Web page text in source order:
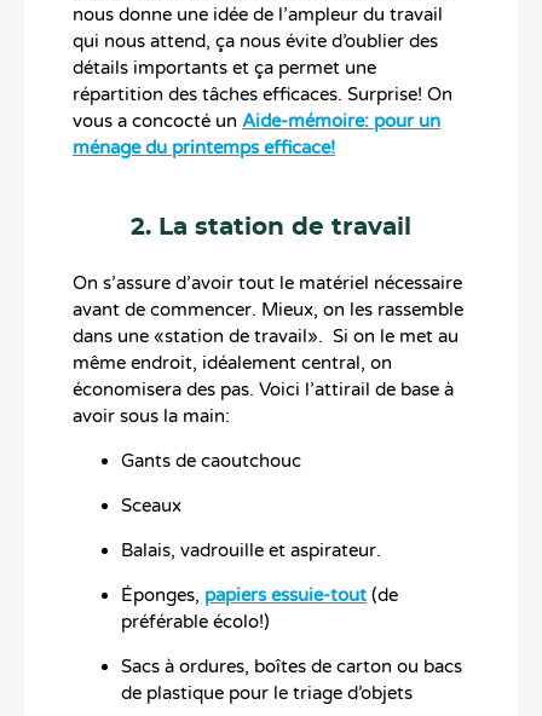
nous donne une idée de l’ampleur du travail
qui nous attend, ça nous évite d’oublier des
détails importants et ça permet une
répartition des tâches efficaces. Surprise! On
vous a concocté un Aide-mémoire: pour un
ménage du printemps efficace!
2. La station de travail
On s’assure d’avoir tout le matériel nécessaire
avant de commencer. Mieux, on les rassemble
dans une «station de travail». Si on le met au
même endroit, idéalement central, on
économisera des pas. Voici l’attirail de base à
avoir sous la main:
Gants de caoutchouc
Sceaux
Balais, vadrouille et aspirateur.
Éponges, papiers essuie-tout (de
préférable écolo!)
Sacs à ordures, boîtes de carton ou bacs
de plastique pour le triage d’objets